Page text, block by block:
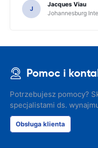
J
Jacques Viau
Johannesburg
Pomoc i
Potrzebujesz pomocy?
specjalistami ds.
Obsługa klienta